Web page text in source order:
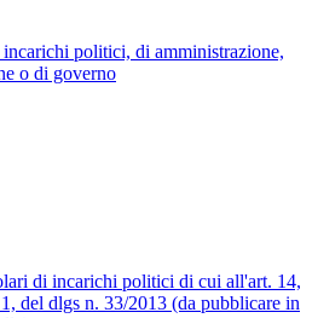
politici, di amministrazione,
o di governo
di incarichi politici di cui all'art. 14,
del dlgs n. 33/2013 (da pubblicare in